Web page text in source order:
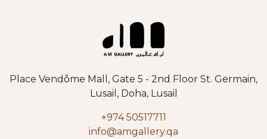
Place Vendôme Mall, Gate 5 - 2nd Floor St. Germain,
Lusail, Doha, Lusail
+974 50517711
info@amgallery.qa